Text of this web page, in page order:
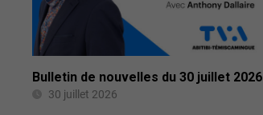
Bulletin de nouvelles du 30 juillet 2026
30 juillet 2026